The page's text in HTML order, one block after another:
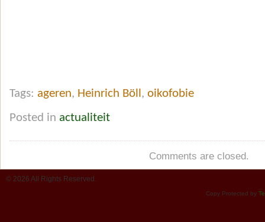
Tags: ageren, Heinrich Böll , oikofobie
Posted in actualiteit
Comments are closed.
© 2026 All Rights Reserved.
Copy Protected by